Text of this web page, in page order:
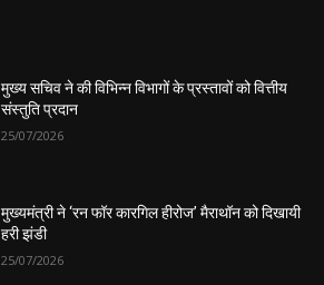
मुख्य सचिव ने की विभिन्न विभागों के प्रस्तावों को वित्तीय
संस्तुति प्रदान
25/07/2026
मुख्यमंत्री ने ‘रन फॉर कारगिल हीरोज’ मैराथॉन को दिखायी
हरी झंडी
25/07/2026